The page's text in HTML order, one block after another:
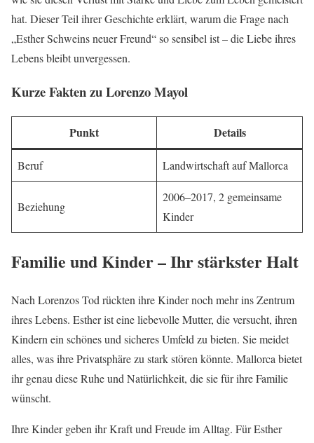
hat. Dieser Teil ihrer Geschichte erklärt, warum die Frage nach
„Esther Schweins neuer Freund“ so sensibel ist – die Liebe ihres
Lebens bleibt unvergessen.
Kurze Fakten zu Lorenzo Mayol
Punkt Details
Beruf Landwirtschaft auf Mallorca
Beziehung
2006–2017, 2 gemeinsame
Kinder
Familie und Kinder – Ihr stärkster Halt
Nach Lorenzos Tod rückten ihre Kinder noch mehr ins Zentrum
ihres Lebens. Esther ist eine liebevolle Mutter, die versucht, ihren
Kindern ein schönes und sicheres Umfeld zu bieten. Sie meidet
alles, was ihre Privatsphäre zu stark stören könnte. Mallorca bietet
ihr genau diese Ruhe und Natürlichkeit, die sie für ihre Familie
wünscht.
Ihre Kinder geben ihr Kraft und Freude im Alltag. Für Esther